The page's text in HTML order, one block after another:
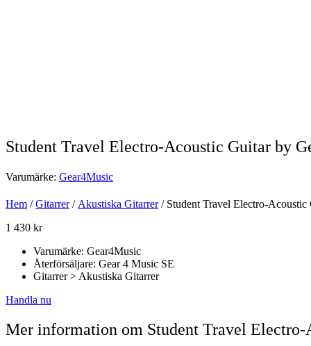
Student Travel Electro-Acoustic Guitar by
Varumärke: Gear4Music
Hem /Gitarrer/Akustiska Gitarrer/ Student Travel Electro-Acoustic
1 430 kr
Varumärke: Gear4Music
Återförsäljare: Gear 4 Music SE
Gitarrer > Akustiska Gitarrer
Handla nu
Mer information om Student Travel